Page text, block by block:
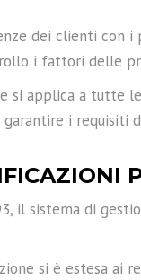
dei clienti con
i fattori delle
si applica a tutte
garantire i requisiti
il sistema di
si è estesa ai